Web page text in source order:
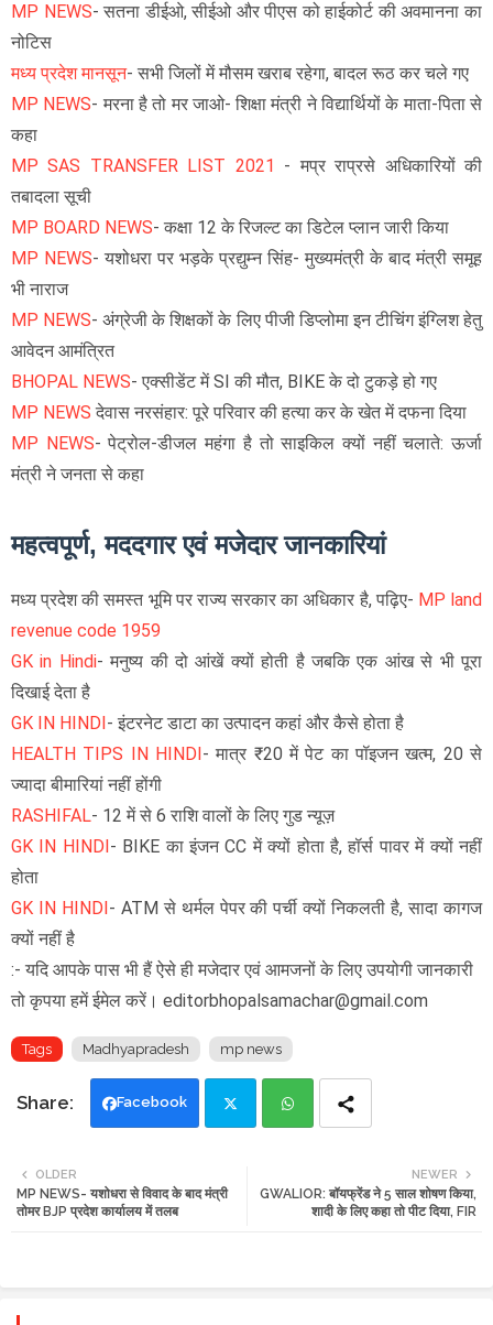
MP NEWS- सतना डीईओ, सीईओ और पीएस को हाईकोर्ट की अवमानना का
नोटिस
मध्य प्रदेश मानसून- सभी जिलों में मौसम खराब रहेगा, बादल रूठ कर चले गए
MP NEWS- मरना है तो मर जाओ- शिक्षा मंत्री ने विद्यार्थियों के माता-पिता से
कहा
MP SAS TRANSFER LIST 2021 - मप्र राप्रसे अधिकारियों की
तबादला सूची
MP BOARD NEWS- कक्षा 12 के रिजल्ट का डिटेल प्लान जारी किया
MP NEWS- यशोधरा पर भड़के प्रद्युम्न सिंह- मुख्यमंत्री के बाद मंत्री समूह
भी नाराज
MP NEWS- अंग्रेजी के शिक्षकों के लिए पीजी डिप्लोमा इन टीचिंग इंग्लिश हेतु
आवेदन आमंत्रित
BHOPAL NEWS- एक्सीडेंट में SI की मौत, BIKE के दो टुकड़े हो गए
MP NEWS देवास नरसंहार: पूरे परिवार की हत्या कर के खेत में दफना दिया
MP NEWS- पेट्रोल-डीजल महंगा है तो साइकिल क्यों नहीं चलाते: ऊर्जा
मंत्री ने जनता से कहा
महत्वपूर्ण, मददगार एवं मजेदार जानकारियां
मध्य प्रदेश की समस्त भूमि पर राज्य सरकार का अधिकार है, पढ़िए- MP land
revenue code 1959
GK in Hindi-मनुष्य की दो आंखें क्यों होती है जबकि एक आंख से भी पूरा
दिखाई देता है
GK IN HINDI - इंटरनेट डाटा का उत्पादन कहां और कैसे होता है
HEALTH TIPS IN HINDI - मात्र ₹20 में पेट का पॉइजन खत्म, 20 से
ज्यादा बीमारियां नहीं होंगी
RASHIFAL- 12 में से 6 राशि वालों के लिए गुड न्यूज़
GK IN HINDI - BIKE का इंजन CC में क्यों होता है, हॉर्स पावर में क्यों नहीं
होता
GK IN HINDI - ATM से थर्मल पेपर की पर्ची क्यों निकलती है, सादा कागज
क्यों नहीं है
:- यदि आपके पास भी हैं ऐसे ही मजेदार एवं आमजनों के लिए उपयोगी जानकारी
तो कृपया हमें ईमेल करें। editorbhopalsamachar@gmail.com
Tags Madhyapradesh mp news
Facebook
tte ats
NEWER
GWALIOR: बॉयफ्रेंड ने 5 साल शोषण किया,
शादी के लिए कहा तो पीट दिया, FIR
OLDER
MP NEWS- यशोधरा से विवाद के बाद मंत्री
तोमर BJP प्रदेश कार्यालय में तलब